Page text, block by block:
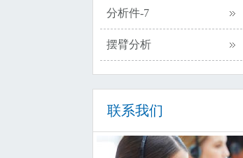
分析件-7
摆臂分析
联系我们